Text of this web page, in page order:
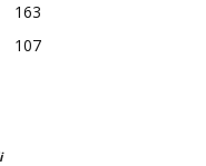
163
107